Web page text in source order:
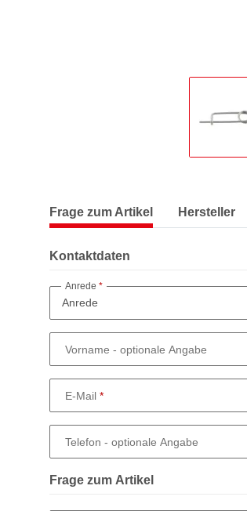
Frage zum Artikel Hersteller
Kontaktdaten
Anrede
Vorname - optionale Angabe
E-Mail
Telefon - optionale Angabe
Frage zum Artikel